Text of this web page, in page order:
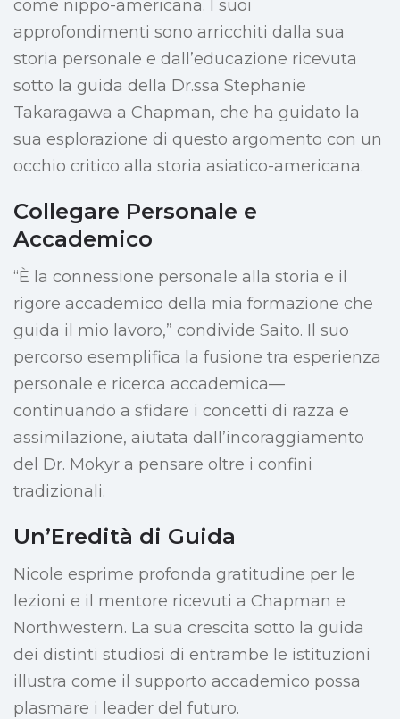
come nippo-americana. I suoi
approfondimenti sono arricchiti dalla sua
storia personale e dall’educazione ricevuta
sotto la guida della Dr.ssa Stephanie
Takaragawa a Chapman, che ha guidato la
sua esplorazione di questo argomento con un
occhio critico alla storia asiatico-americana.
Collegare Personale e
Accademico
“È la connessione personale alla storia e il
rigore accademico della mia formazione che
guida il mio lavoro,” condivide Saito. Il suo
percorso esemplifica la fusione tra esperienza
personale e ricerca accademica—
continuando a sfidare i concetti di razza e
assimilazione, aiutata dall’incoraggiamento
del Dr. Mokyr a pensare oltre i confini
tradizionali.
Un’Eredità di Guida
Nicole esprime profonda gratitudine per le
lezioni e il mentore ricevuti a Chapman e
Northwestern. La sua crescita sotto la guida
dei distinti studiosi di entrambe le istituzioni
illustra come il supporto accademico possa
plasmare i leader del futuro.